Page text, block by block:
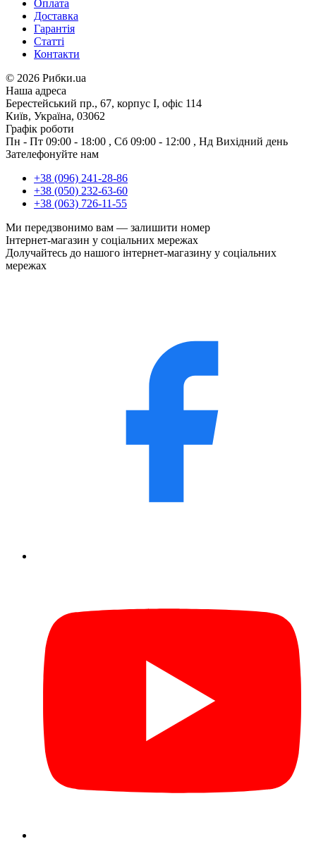
Оплата
Доставка
Гарантія
Статті
Контакти
© 2026 Рибки.ua
Наша адреса
Берестейський пр., 67, корпус І, офіс 114
Київ, Україна, 03062
Графік роботи
Пн - Пт 09:00 - 18:00 , Сб 09:00 - 12:00 , Нд Вихідний день
Зателефонуйте нам
+38 (096) 241-28-86
+38 (050) 232-63-60
+38 (063) 726-11-55
Ми передзвонимо вам — залишити номер
Інтернет-магазин у соціальних мережах
Долучайтесь до нашого інтернет-магазину у соціальних
мережах